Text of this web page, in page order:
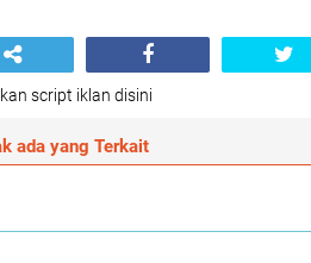
script iklan disini
ada yang Terkait